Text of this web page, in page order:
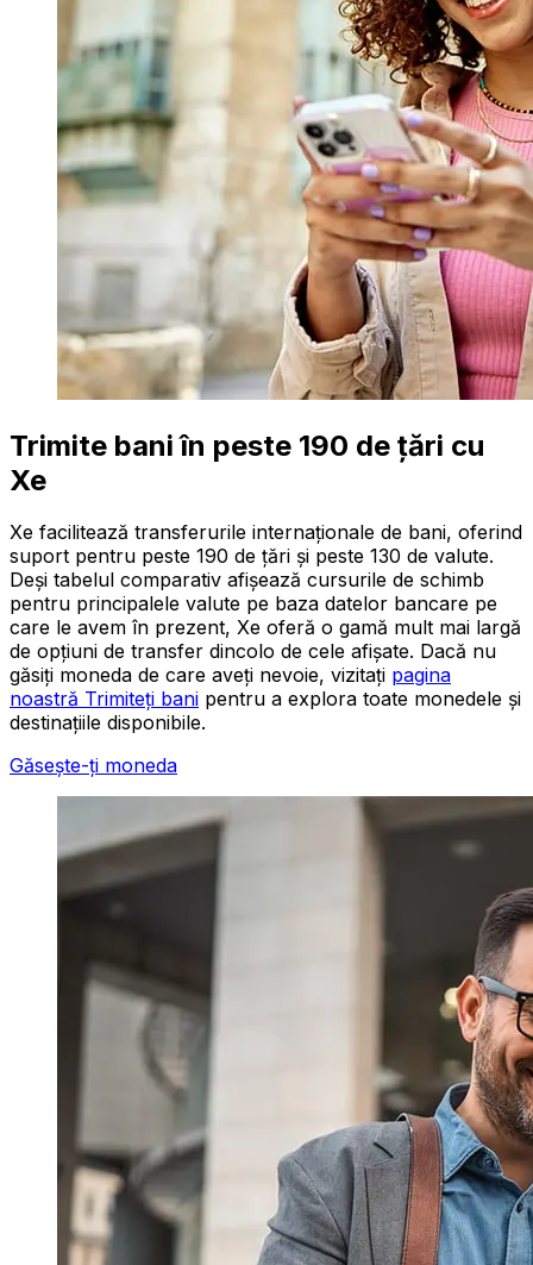
Trimite bani în peste 190 de țări cu
Xe
Xe facilitează transferurile internaționale de bani, oferind
suport pentru peste 190 de țări și peste 130 de valute.
Deși tabelul comparativ afișează cursurile de schimb
pentru principalele valute pe baza datelor bancare pe
care le avem în prezent, Xe oferă o gamă mult mai largă
de opțiuni de transfer dincolo de cele afișate. Dacă nu
găsiți moneda de care aveți nevoie, vizitați pagina
noastră Trimiteți bani pentru a explora toate monedele și
destinațiile disponibile.
Găsește-ți moneda